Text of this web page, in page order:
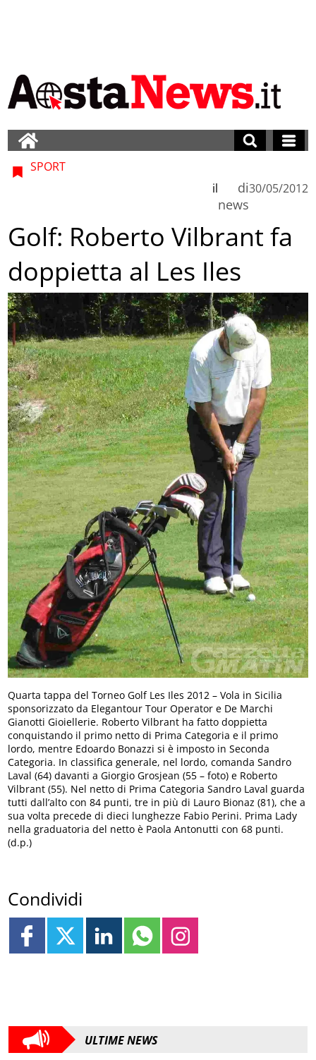
SPORT
di
news
il 30/05/2012
Golf: Roberto Vilbrant fa
doppietta al Les Iles
Quarta tappa del Torneo Golf Les Iles 2012 – Vola in Sicilia
sponsorizzato da Elegantour Tour Operator e De Marchi
Gianotti Gioiellerie. Roberto Vilbrant ha fatto doppietta
conquistando il primo netto di Prima Categoria e il primo
lordo, mentre Edoardo Bonazzi si è imposto in Seconda
Categoria. In classifica generale, nel lordo, comanda Sandro
Laval (64) davanti a Giorgio Grosjean (55 – foto) e Roberto
Vilbrant (55). Nel netto di Prima Categoria Sandro Laval guarda
tutti dall’alto con 84 punti, tre in più di Lauro Bionaz (81), che a
sua volta precede di dieci lunghezze Fabio Perini. Prima Lady
nella graduatoria del netto è Paola Antonutti con 68 punti.
(d.p.)
Condividi
ULTIME NEWS